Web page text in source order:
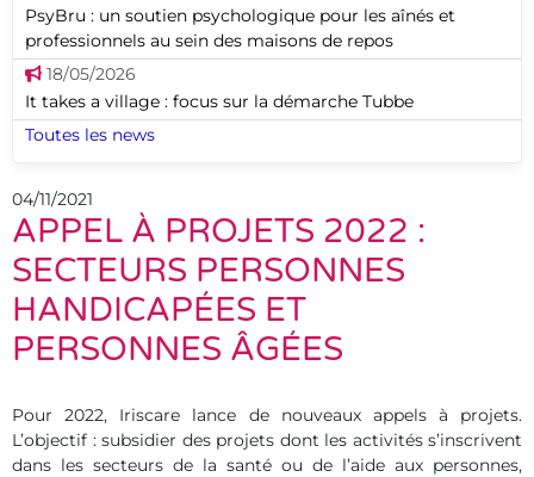
PsyBru : un soutien psychologique pour les aînés et
professionnels au sein des maisons de repos
18/05/2026
It takes a village : focus sur la démarche Tubbe
Toutes les news
04/11/2021
APPEL À PROJETS 2022 :
SECTEURS PERSONNES
HANDICAPÉES ET
PERSONNES ÂGÉES
Pour 2022, Iriscare lance de nouveaux appels à projets.
L’objectif : subsidier des projets dont les activités s’inscrivent
dans les secteurs de la santé ou de l’aide aux personnes,